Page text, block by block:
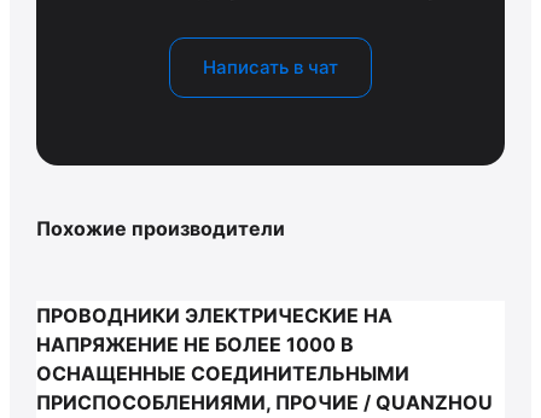
Написать в чат
Похожие производители
ПРОВОДНИКИ ЭЛЕКТРИЧЕСКИЕ НА
НАПРЯЖЕНИЕ НЕ БОЛЕЕ 1000 В
ОСНАЩЕННЫЕ СОЕДИНИТЕЛЬНЫМИ
ПРИСПОСОБЛЕНИЯМИ, ПРОЧИЕ / QUANZHOU